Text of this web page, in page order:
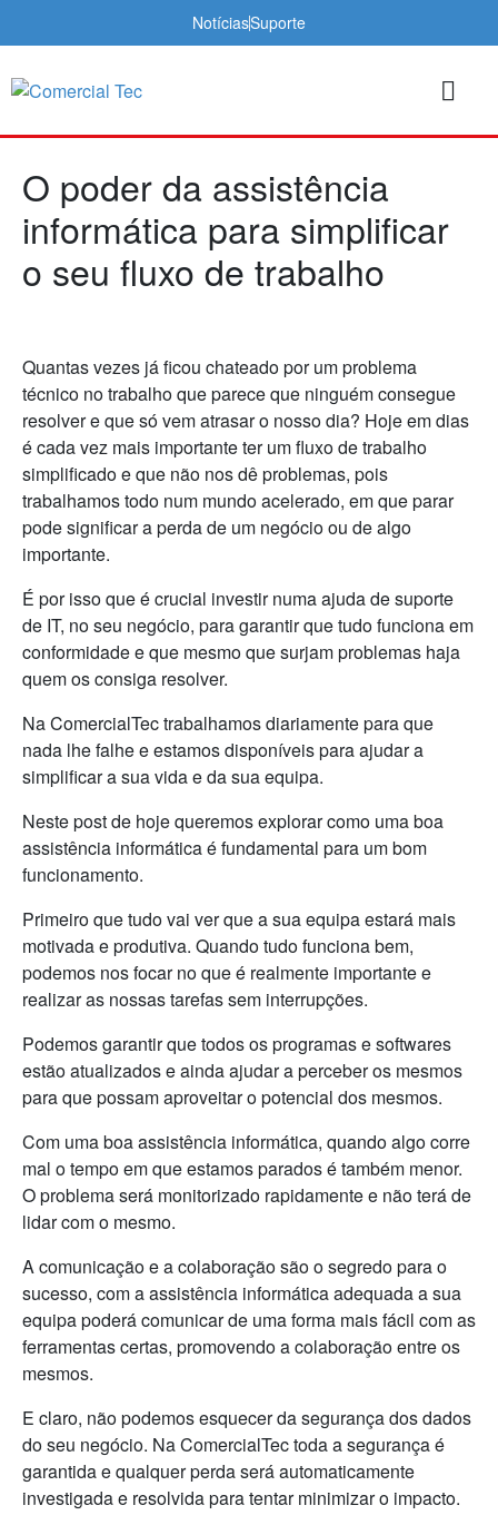
NotíciasSuporte
O poder da assistência
informática para simplificar
o seu fluxo de trabalho
Quantas vezes já ficou chateado por um problema
técnico no trabalho que parece que ninguém consegue
resolver e que só vem atrasar o nosso dia? Hoje em dias
é cada vez mais importante ter um fluxo de trabalho
simplificado e que não nos dê problemas, pois
trabalhamos todo num mundo acelerado, em que parar
pode significar a perda de um negócio ou de algo
importante.
É por isso que é crucial investir numa ajuda de suporte
de IT, no seu negócio, para garantir que tudo funciona em
conformidade e que mesmo que surjam problemas haja
quem os consiga resolver.
Na ComercialTec trabalhamos diariamente para que
nada lhe falhe e estamos disponíveis para ajudar a
simplificar a sua vida e da sua equipa.
Neste post de hoje queremos explorar como uma boa
assistência informática é fundamental para um bom
funcionamento.
Primeiro que tudo vai ver que a sua equipa estará mais
motivada e produtiva. Quando tudo funciona bem,
podemos nos focar no que é realmente importante e
realizar as nossas tarefas sem interrupções.
Podemos garantir que todos os programas e softwares
estão atualizados e ainda ajudar a perceber os mesmos
para que possam aproveitar o potencial dos mesmos.
Com uma boa assistência informática, quando algo corre
mal o tempo em que estamos parados é também menor.
O problema será monitorizado rapidamente e não terá de
lidar com o mesmo.
A comunicação e a colaboração são o segredo para o
sucesso, com a assistência informática adequada a sua
equipa poderá comunicar de uma forma mais fácil com as
ferramentas certas, promovendo a colaboração entre os
mesmos.
E claro, não podemos esquecer da segurança dos dados
do seu negócio. Na ComercialTec toda a segurança é
garantida e qualquer perda será automaticamente
investigada e resolvida para tentar minimizar o impacto.